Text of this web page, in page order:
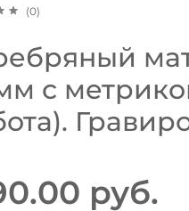
(0)
с
руб.